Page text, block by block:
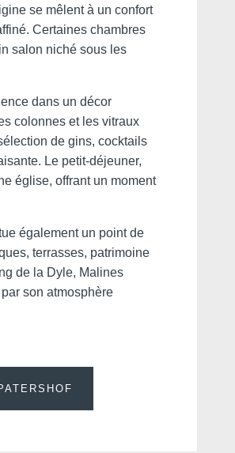
se mêlent à un confort
Certaines chambres
salon niché sous les
dans un décor
colonnes et les vitraux
de gins, cocktails
Le petit-déjeuner,
église, offrant un moment
également un point de
terrasses, patrimoine
de la Dyle, Malines
son atmosphère
mails avec des promotions et
des e-mails avec des
vous concernant font l'objet d'un traitement destiné
Améliorez votre séjour
activités exclusives